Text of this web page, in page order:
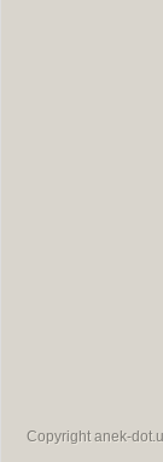
Copyrightanek-